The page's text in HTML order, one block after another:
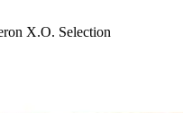
X.O. Selection